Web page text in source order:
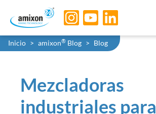
Skip to main navigation
Skip to main content
Skip to page footer
You are here:
Inicio amixon® Blog Blog
Mezcladoras
industriales para